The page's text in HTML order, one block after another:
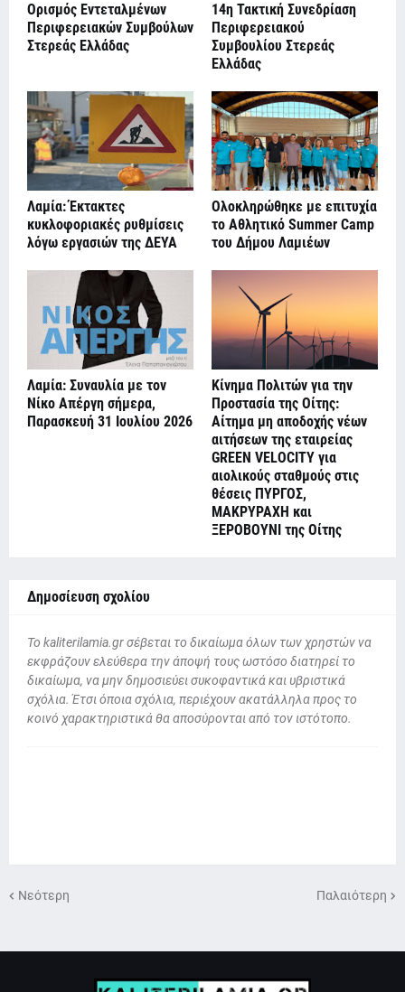
Ορισμός Εντεταλμένων
Περιφερειακών Συμβούλων
Στερεάς Ελλάδας
14η Τακτική Συνεδρίαση
Περιφερειακού
Συμβουλίου Στερεάς
Ελλάδας
Λαμία: Έκτακτες
κυκλοφοριακές ρυθμίσεις
λόγω εργασιών της ΔΕΥΑ
Ολοκληρώθηκε με επιτυχία
το Αθλητικό Summer Camp
του Δήμου Λαμιέων
Λαμία: Συναυλία με τον
Νίκο Απέργη σήμερα,
Παρασκευή 31 Ιουλίου 2026
Κίνημα Πολιτών για την
Προστασία της Οίτης:
Αίτημα μη αποδοχής νέων
αιτήσεων της εταιρείας
GREEN VELOCITY για
αιολικούς σταθμούς στις
θέσεις ΠΥΡΓΟΣ,
ΜΑΚΡΥΡΑΧΗ και
ΞΕΡΟΒΟΥΝΙ της Οίτης
Δημοσίευση σχολίου
To kaliterilamia.gr σέβεται το δικαίωμα όλων των χρηστών να
εκφράζουν ελεύθερα την άποψή τους ωστόσο διατηρεί το
δικαίωμα, να μην δημοσιεύει συκοφαντικά και υβριστικά
σχόλια. Έτσι όποια σχόλια, περιέχουν ακατάλληλα προς το
κοινό χαρακτηριστικά θα αποσύρονται από τον ιστότοπο.
Νεότερη Παλαιότερη